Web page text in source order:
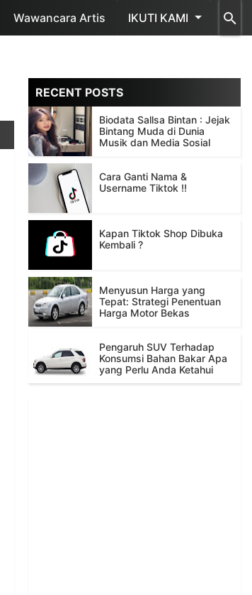
Wawancara Artis IKUTI KAMI
RECENT POSTS
Biodata Sallsa Bintan : Jejak
Bintang Muda di Dunia
Musik dan Media Sosial
Cara Ganti Nama &
Username Tiktok !!
Kapan Tiktok Shop Dibuka
Kembali ?
Menyusun Harga yang
Tepat: Strategi Penentuan
Harga Motor Bekas
Pengaruh SUV Terhadap
Konsumsi Bahan Bakar Apa
yang Perlu Anda Ketahui